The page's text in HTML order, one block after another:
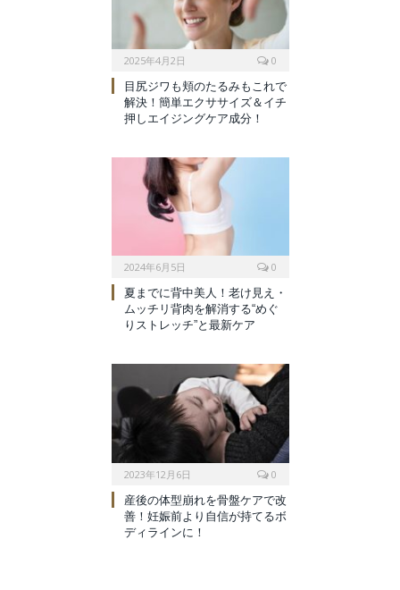
2025年4月2日
0
目尻ジワも頬のたるみもこれで
解決！簡単エクササイズ＆イチ
押しエイジングケア成分！
2024年6月5日
0
夏までに背中美人！老け見え・
ムッチリ背肉を解消する“めぐ
りストレッチ”と最新ケア
2023年12月6日
0
産後の体型崩れを骨盤ケアで改
善！妊娠前より自信が持てるボ
ディラインに！